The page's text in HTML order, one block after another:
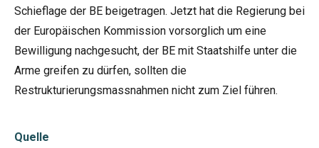
Schieflage der BE beigetragen. Jetzt hat die Regierung bei
der Europäischen Kommission vorsorglich um eine
Bewilligung nachgesucht, der BE mit Staatshilfe unter die
Arme greifen zu dürfen, sollten die
Restrukturierungsmassnahmen nicht zum Ziel führen.
Quelle